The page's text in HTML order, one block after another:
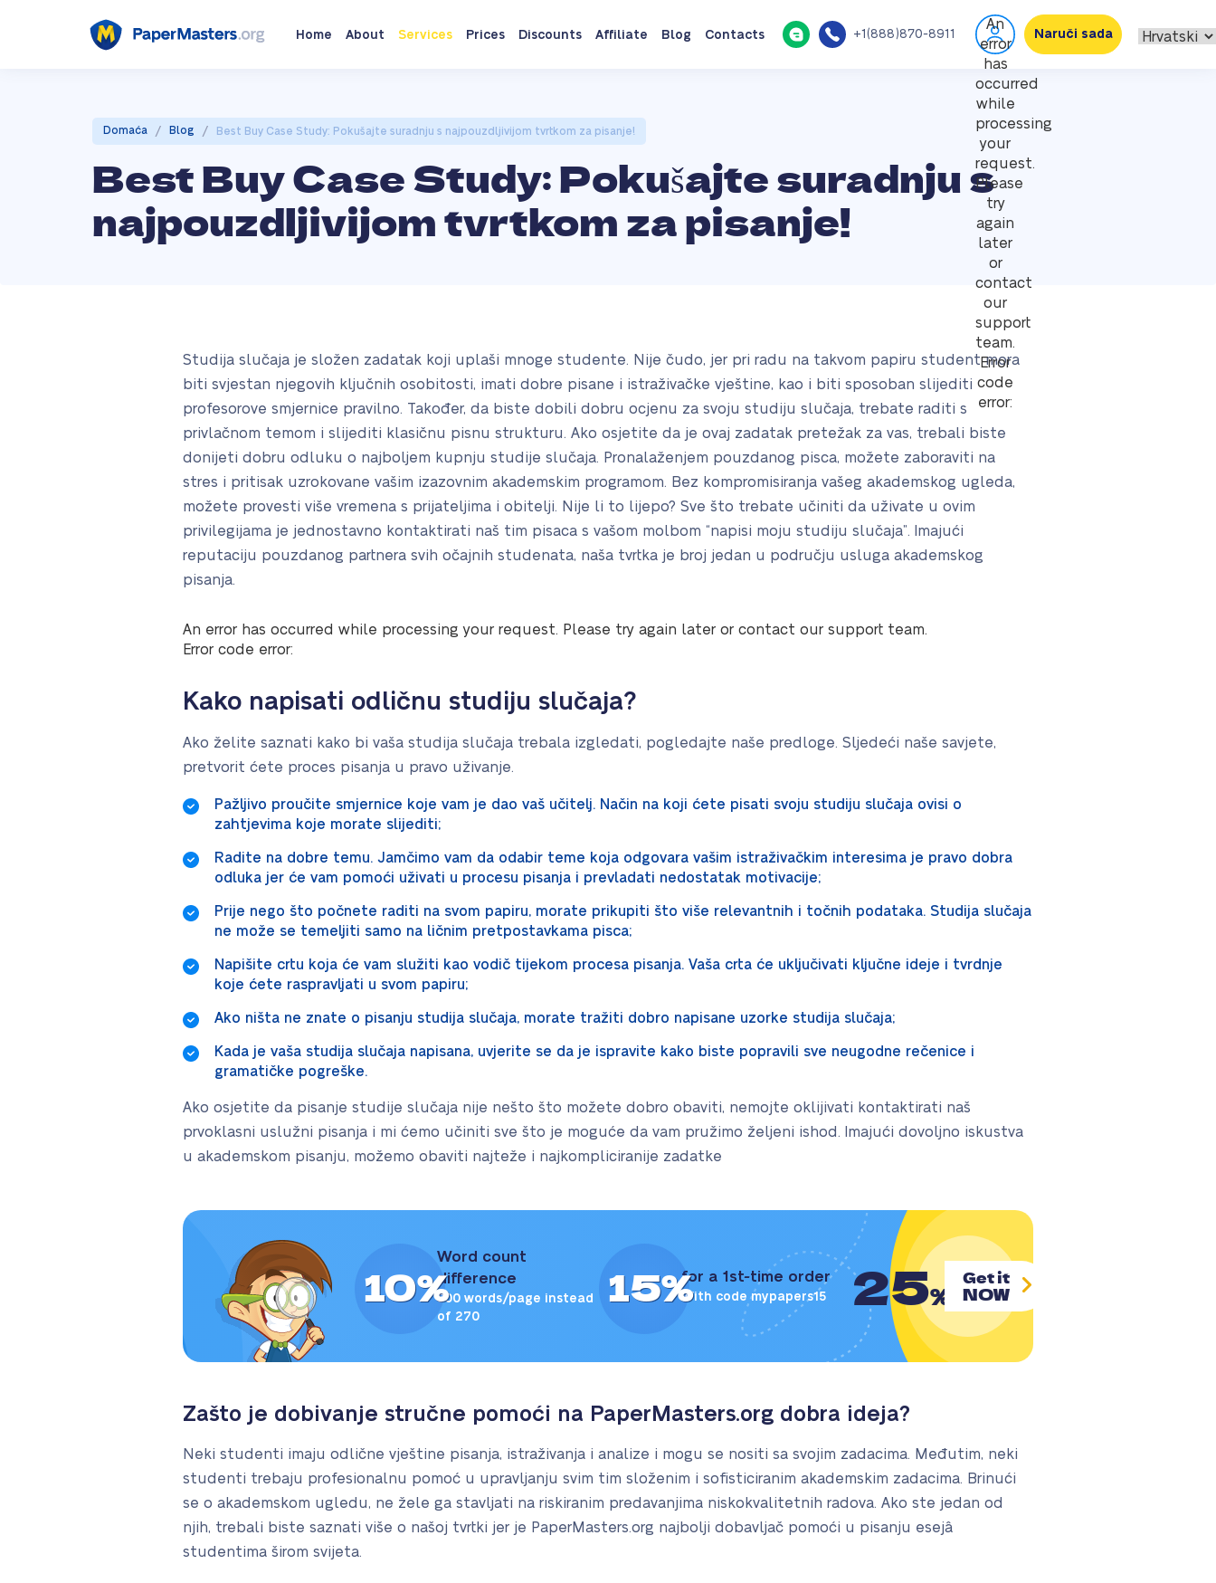
Home About Services Prices Discounts Affiliate Blog Contacts +1(888)870-8911
An
error
has
occurred
while
processing
your
request.
Please
try
again
later
or
contact
our
support
team.
Error
code
error:
Naruči sada
Domaća / Blog / Best Buy Case Study: Pokušajte suradnju s najpouzdljivijom tvrtkom za pisanje!
Best Buy Case Study: Pokušajte suradnju s
najpouzdljivijom tvrtkom za pisanje!
Studija slučaja je složen zadatak koji uplaši mnoge studente. Nije čudo, jer pri radu na takvom papiru student mora
biti svjestan njegovih ključnih osobitosti, imati dobre pisane i istraživačke vještine, kao i biti sposoban slijediti
profesorove smjernice pravilno. Također, da biste dobili dobru ocjenu za svoju studiju slučaja, trebate raditi s
privlačnom temom i slijediti klasičnu pisnu strukturu. Ako osjetite da je ovaj zadatak pretežak za vas, trebali biste
donijeti dobru odluku o najboljem kupnju studije slučaja. Pronalaženjem pouzdanog pisca, možete zaboraviti na
stres i pritisak uzrokovane vašim izazovnim akademskim programom. Bez kompromisiranja vašeg akademskog ugleda,
možete provesti više vremena s prijateljima i obitelji. Nije li to lijepo? Sve što trebate učiniti da uživate u ovim
privilegijama je jednostavno kontaktirati naš tim pisaca s vašom molbom “napisi moju studiju slučaja”. Imajući
reputaciju pouzdanog partnera svih očajnih studenata, naša tvrtka je broj jedan u području usluga akademskog
pisanja.
An error has occurred while processing your request. Please try again later or contact our support team.
Error code error:
Kako napisati odličnu studiju slučaja?
Ako želite saznati kako bi vaša studija slučaja trebala izgledati, pogledajte naše predloge. Sljedeći naše savjete,
pretvorit ćete proces pisanja u pravo uživanje.
Pažljivo proučite smjernice koje vam je dao vaš učitelj. Način na koji ćete pisati svoju studiju slučaja ovisi o
zahtjevima koje morate slijediti;
Radite na dobre temu. Jamčimo vam da odabir teme koja odgovara vašim istraživačkim interesima je pravo dobra
odluka jer će vam pomoći uživati u procesu pisanja i prevladati nedostatak motivacije;
Prije nego što počnete raditi na svom papiru, morate prikupiti što više relevantnih i točnih podataka. Studija slučaja
ne može se temeljiti samo na ličnim pretpostavkama pisca;
Napišite crtu koja će vam služiti kao vodič tijekom procesa pisanja. Vaša crta će uključivati ključne ideje i tvrdnje
koje ćete raspravljati u svom papiru;
Ako ništa ne znate o pisanju studija slučaja, morate tražiti dobro napisane uzorke studija slučaja;
Kada je vaša studija slučaja napisana, uvjerite se da je ispravite kako biste popravili sve neugodne rečenice i
gramatičke pogreške.
Ako osjetite da pisanje studije slučaja nije nešto što možete dobro obaviti, nemojte oklijivati kontaktirati naš
prvoklasni uslužni pisanja i mi ćemo učiniti sve što je moguće da vam pružimo željeni ishod. Imajući dovoljno iskustva
u akademskom pisanju, možemo obaviti najteže i najkompliciranije zadatke
10%
Word count
difference
300 words/page instead
of 270
15%for a 1st-time order
With code mypapers15 25%
Get it
NOW
Zašto je dobivanje stručne pomoći na PaperMasters.org dobra ideja?
Neki studenti imaju odlične vještine pisanja, istraživanja i analize i mogu se nositi sa svojim zadacima. Međutim, neki
studenti trebaju profesionalnu pomoć u upravljanju svim tim složenim i sofisticiranim akademskim zadacima. Brinući
se o akademskom ugledu, ne žele ga stavljati na riskiranim predavanjima niskokvalitetnih radova. Ako ste jedan od
njih, trebali biste saznati više o našoj tvrtki jer je PaperMasters.org najbolji dobavljač pomoći u pisanju esejâ
studentima širom svijeta.